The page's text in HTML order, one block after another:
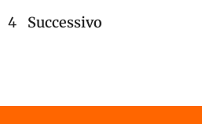
4 Successivo